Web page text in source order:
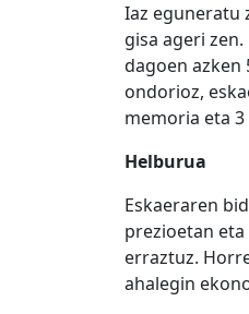
Iaz eguneratu
gisa ageri
dagoen azken
ondorioz,
memoria eta
Helburua
Eskaeraren
prezioetan
erraztuz.
ahalegin